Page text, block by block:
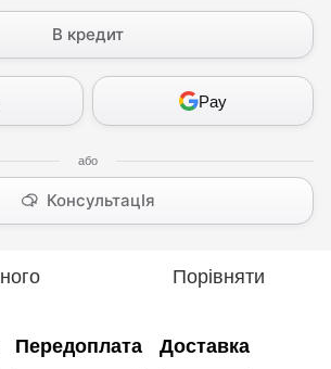
В кредит
Pay
КонсультацІя
Порівняти
Передоплата Доставка